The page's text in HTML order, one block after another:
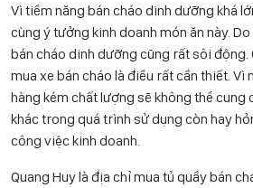
Vì tiềm năng bán cháo dinh dưỡng khá
cùng ý tưởng kinh doanh món ăn này.
bán cháo dinh dưỡng cũng rất sôi động.
mua xe bán cháo là điều rất cần thiết. Vì
hàng kém chất lượng sẽ không thể cung
khác trong quá trình sử dụng còn hay
công việc kinh doanh.
Quang Huy là địa chỉ mua tủ quầy bán